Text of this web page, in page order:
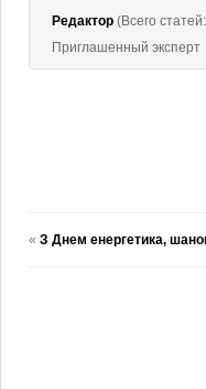
Редактор (Всего
Приглашенный эксперт
« З Днем енергетика,